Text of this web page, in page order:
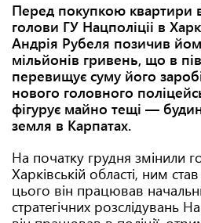
Перед покупкою квартири
голови ГУ Нацполіціі в
Андрія Рубеля позичив
мільйонів гривень, що в
перевищує суму його
нового головного
фігурує майно тещі —
земля в Карпатах.
На початку грудня змінили
Харківській області, ним
цього він працював
стратегічних розслідувань